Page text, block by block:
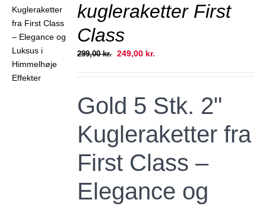
kugleraketter First
Class
299,00kr. Den
299,00 kr..
249,00 kr.
249,00 kr..
Gold 5 Stk. 2"
Kugleraketter fra
First Class –
Elegance og